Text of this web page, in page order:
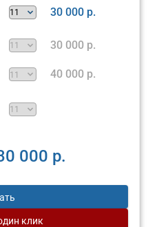
30 000 р.
30 000 р.
40 000 р.
000 р.
клик